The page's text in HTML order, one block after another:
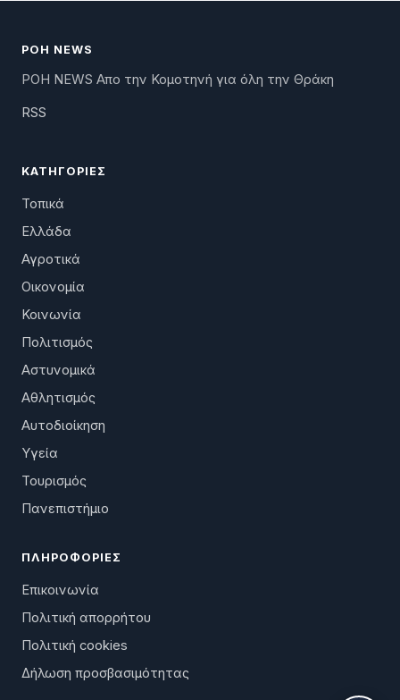
ΡΟΗ NEWS
ΡΟΗ NEWS Απο την Κομοτηνή για όλη την Θράκη
RSS
ΚΑΤΗΓΟΡΊΕΣ
Τοπικά
Ελλάδα
Αγροτικά
Οικονομία
Κοινωνία
Πολιτισμός
Αστυνομικά
Αθλητισμός
Αυτοδιοίκηση
Υγεία
Τουρισμός
Πανεπιστήμιο
ΠΛΗΡΟΦΟΡΊΕΣ
Επικοινωνία
Πολιτική απορρήτου
Πολιτική cookies
Δήλωση προσβασιμότητας